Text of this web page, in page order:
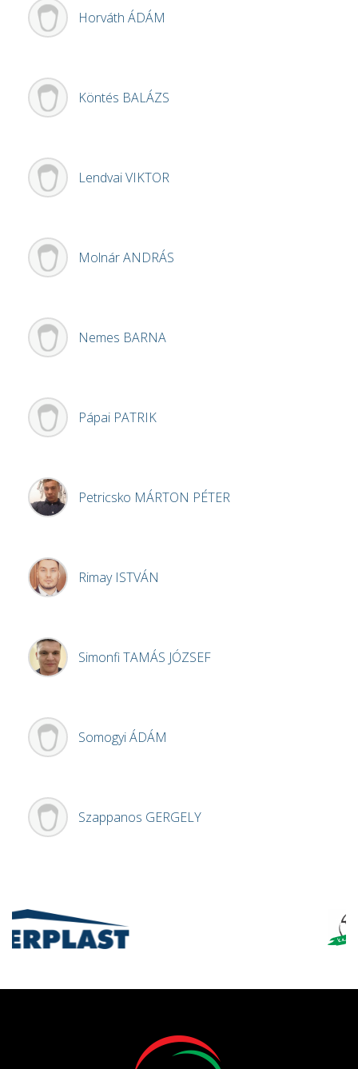
Horváth ÁDÁM
Köntés BALÁZS
LendvaiVIKTOR
MolnárANDRÁS
Nemes BARNA
Pápai PATRIK
Petricsko MÁRTON PÉTER
Rimay ISTVÁN
Simonfi TAMÁS JÓZSEF
SomogyiÁDÁM
Szappanos GERGELY